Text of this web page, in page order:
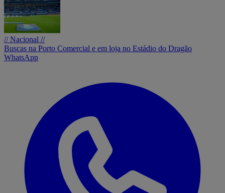
// Nacional //
Buscas na Porto Comercial e em loja no Estádio do Dragão
WhatsApp